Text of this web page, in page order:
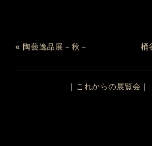
« 陶藝逸品展－秋－ 桶
これからの展覧会